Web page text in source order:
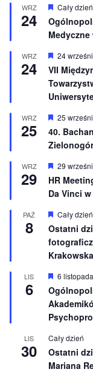
WRZ
24
W
r
ó
n
i
o
n
e
Cały dzień
Medyczne
WRZ
24
W
y
r
ó
ż
n
i
o
n
e
24
VII
WRZ
25
W
r
ó
n
i
o
n
25
40.
WRZ
29
W
y
r
ó
n
o
n
e
29
HR
Da Vinci
PAŹ
8
W
r
ó
ż
n
i
o
n
e
Cały dzień
Ostatni
Krakowska
LIS
6
W
r
ó
ż
n
o
n
e
6 listopada
LIS
30
Cały dzień
Ostatni
Mariana